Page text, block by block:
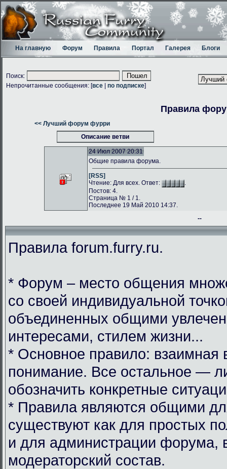
На главную Форум Правила Портал Галерея Блоги
Поиск:
Непрочитанные сообщения: [все по подписке]
Правила
<< Лучший форум фурри
Описание ветви
24 Июл 2007 20:31
Общие правила форума.
[RSS]
Чтение: Для всех. Ответ:
.
Постов: 4.
Страница № 1 / 1.
Последнее 19 Май 2010 14:37.
--
Правила forum.furry.ru.
* Форум – место общения
со своей индивидуальной
объединенных общими
интересами, стилем жизни...
* Основное правило: взаимная
понимание. Все остальное —
обозначить конкретные
* Правила являются общими
существуют как для простых
и для администрации форума,
модераторский состав.